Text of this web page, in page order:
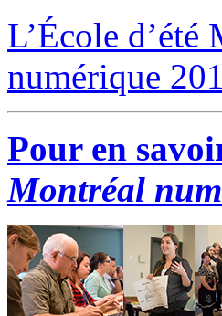
L’École
numérique
Pour en
Montréal